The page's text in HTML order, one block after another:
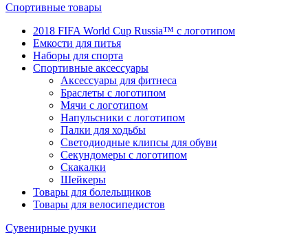
Спортивные товары
2018 FIFA World Cup Russia™ с логотипом
Емкости для питья
Наборы для спорта
Спортивные аксессуары
Аксессуары для фитнеса
Браслеты с логотипом
Мячи с логотипом
Напульсники с логотипом
Палки для ходьбы
Светодиодные клипсы для обуви
Секундомеры с логотипом
Скакалки
Шейкеры
Товары для болельщиков
Товары для велосипедистов
Сувенирные ручки